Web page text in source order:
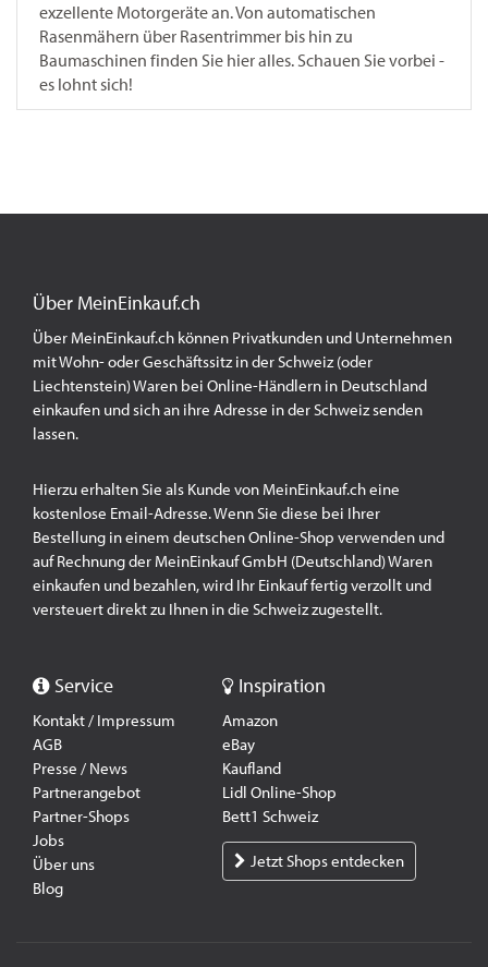
exzellente Motorgeräte an. Von automatischen
Rasenmähern über Rasentrimmer bis hin zu
Baumaschinen finden Sie hier alles. Schauen Sie vorbei -
es lohnt sich!
Über MeinEinkauf.ch
Über MeinEinkauf.ch können Privatkunden und Unternehmen
mit Wohn- oder Geschäftssitz in der Schweiz (oder
Liechtenstein) Waren bei Online-Händlern in Deutschland
einkaufen und sich an ihre Adresse in der Schweiz senden
lassen.
Hierzu erhalten Sie als Kunde von MeinEinkauf.ch eine
kostenlose Email-Adresse. Wenn Sie diese bei Ihrer
Bestellung in einem deutschen Online-Shop verwenden und
auf Rechnung der MeinEinkauf GmbH (Deutschland) Waren
einkaufen und bezahlen, wird Ihr Einkauf fertig verzollt und
versteuert direkt zu Ihnen in die Schweiz zugestellt.
Service
Kontakt / Impressum
AGB
Presse / News
Partnerangebot
Partner-Shops
Jobs
Über uns
Blog
Inspiration
Amazon
eBay
Kaufland
Lidl Online-Shop
Bett1 Schweiz
Jetzt Shops entdecken